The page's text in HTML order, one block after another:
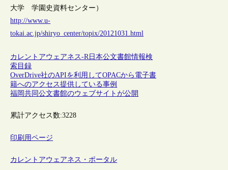
大学 学園史資料センター）
http://www.u-
tokai.ac.jp/shiryo_center/topix/20121031.html
カレントアウェアネス-R日本公文書館情報検
索 目録
OverDrive社のAPIを利用してOPACから電子書
籍へのアクセス提供している事例
福岡共同公文書館のウェブサイトが公開
累計アクセス数:3228
印刷用ページ
カレントアウェアネス・ポータル